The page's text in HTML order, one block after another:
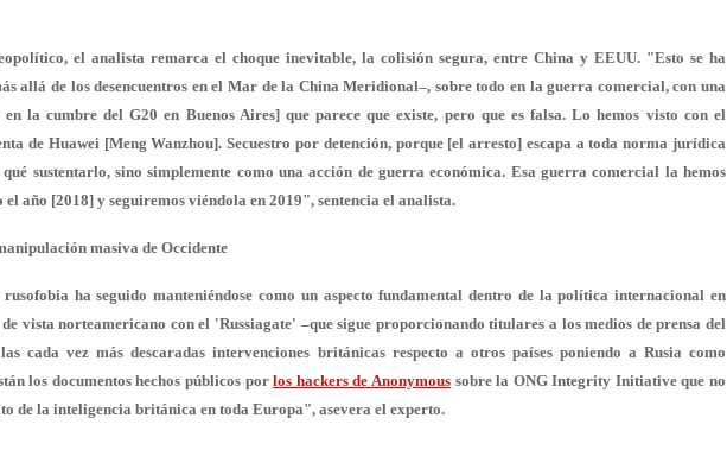
el analista remarca el choque inevitable, la colisión segura, entre China y EEUU. "Esto se ha
allá de los desencuentros en el Mar de la China Meridional–, sobre todo en la guerra comercial, con una
la cumbre del G20 en Buenos Aires] que parece que existe, pero que es falsa. Lo hemos visto con el
de Huawei [Meng Wanzhou]. Secuestro por detención, porque [el arresto] escapa a toda norma jurídica
sustentarlo, sino simplemente como una acción de guerra económica. Esa guerra comercial la hemos
el año [2018] y seguiremos viéndola en 2019", sentencia el analista.
masiva de Occidente
ha seguido manteniéndose como un aspecto fundamental dentro de la política internacional en
vista norteamericano con el 'Russiagate' –que sigue proporcionando titulares a los medios de prensa del
cada vez más descaradas intervenciones británicas respecto a otros países poniendo a Rusia como
los documentos hechos públicos porlos hackers de Anonymoussobre la ONG Integrity Initiative que no
de la inteligencia británica en toda Europa", asevera el experto.